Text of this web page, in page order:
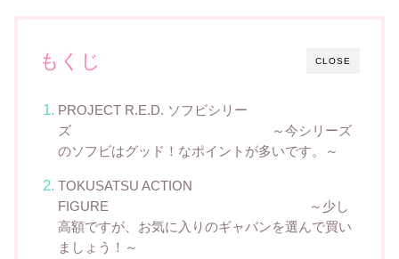
CLOSE
もくじ
PROJECT R.E.D. ソフビシリー
ズ ～今シリーズ
のソフビはグッド！なポイントが多いです。～
TOKUSATSU ACTION
FIGURE ～少し
高額ですが、お気に入りのギャバンを選んで買い
ましょう！～